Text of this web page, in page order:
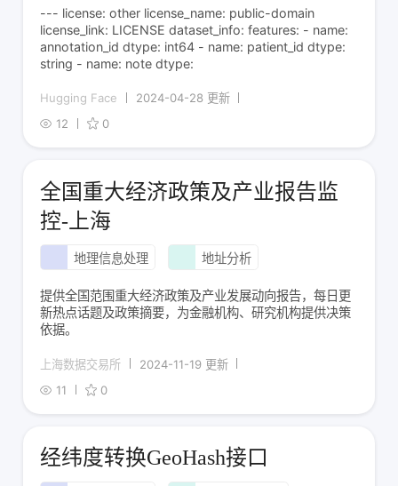
--- license: other license_name: public-domain
license_link: LICENSE dataset_info: features: - name:
annotation_id dtype: int64 - name: patient_id dtype:
string - name: note dtype:
Hugging Face
2024-04-28 更新
12
0
全国重大经济政策及产业报告监
控-上海
地理信息处理 地址分析
提供全国范围重大经济政策及产业发展动向报告，每日更
新热点话题及政策摘要，为金融机构、研究机构提供决策
依据。
上海数据交易所
2024-11-19 更新
11
0
经纬度转换GeoHash接口